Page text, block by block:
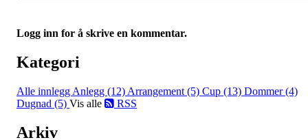
Logg inn for å skrive en kommentar.
Kategori
Alle innlegg Anlegg (12) Arrangement (5) Cup (13) Dommer (4)
Dugnad (5) Vis alle RSS
Arkiv